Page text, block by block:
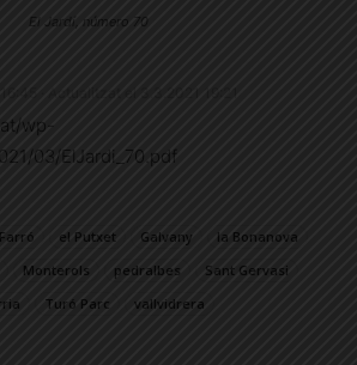
El Jardí, número 70
wp-
03/ElJardi_70.pdf
el Putxet Galvany
la Bonanova
Monterols pedralbes
Sant Gervasi
Turó Parc vallvidrera